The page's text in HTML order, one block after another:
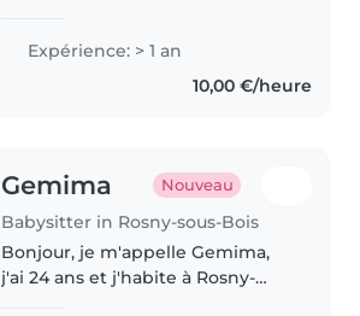
bois. Calme, amusante, douce et
très sérieuse dans tout ce..
Expérience: > 1 an
10,00 €/heure
Gemima Nouveau
Babysitter in Rosny-sous-Bois
Bonjour, je m'appelle Gemima,
j'ai 24 ans et j'habite à Rosny-